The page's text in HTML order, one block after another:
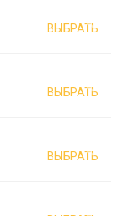
ВЫБРАТЬ
ВЫБРАТЬ
ВЫБРАТЬ